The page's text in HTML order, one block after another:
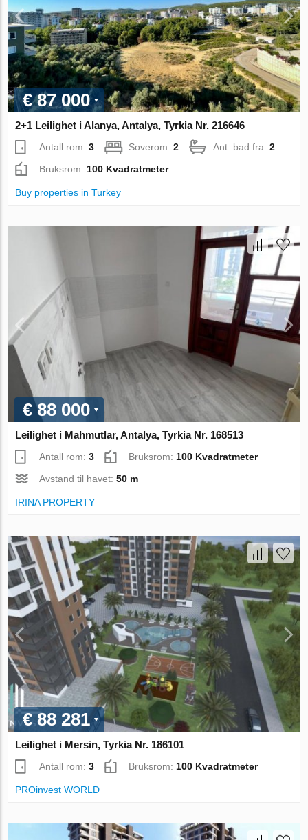
€ 87 000
2+1 Leilighet i Alanya, Antalya, Tyrkia Nr. 216646
Antall rom:3 Soverom:2 Ant. bad fra:2
Bruksrom:100 Kvadratmeter
Buy properties in Turkey
€ 88 000
Leilighet i Mahmutlar, Antalya, Tyrkia Nr. 168513
Antall rom:3 Bruksrom: 100 Kvadratmeter
Avstand til havet:50 m
IRINA PROPERTY
€ 88 281
Leilighet i Mersin, Tyrkia Nr. 186101
Antall rom:3 Bruksrom: 100 Kvadratmeter
PROinvest WORLD